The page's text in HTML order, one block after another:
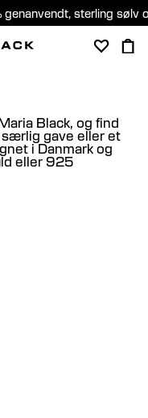
sterling sølv
Black, og find
gave eller et
i Danmark og
eller 925